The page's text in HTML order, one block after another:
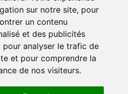
sur notre site, pour
un contenu
et des publicités
pour analyser le trafic de
et pour comprendre la
de nos visiteurs.
sur notre site, pour
un contenu
et des publicités
pour analyser le trafic de
et pour comprendre la
de nos visiteurs.